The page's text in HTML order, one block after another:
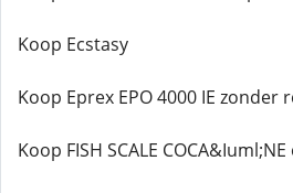
Koop Ecstasy
Koop Eprex EPO 4000 IE zonder
Koop FISH SCALE